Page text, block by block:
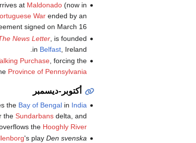
at Maldonado(now in
Warended by an
signed on March 16.
News Letter, is founded
in Belfast, Ireland.
Purchase, forcing the
Province of Pennsylvania
أكتوبر-ديسمبر
the Bay of Bengalin India
the Sundarbansdelta, and
the Hooghly River
's play Den svenska